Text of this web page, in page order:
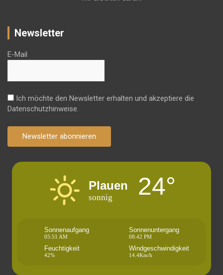
Newsletter
E-Mail
Ich möchte den Newsletter erhalten und akzeptiere die
Datenschutzhinweise.
Newsletter abonnieren
Plauen
sonnig 24°
Sonnenaufgang
05:51 AM
Sonnenuntergang
08:42 PM
Feuchtigkeit
42%
Windgeschwindigkeit
14.4Km/h